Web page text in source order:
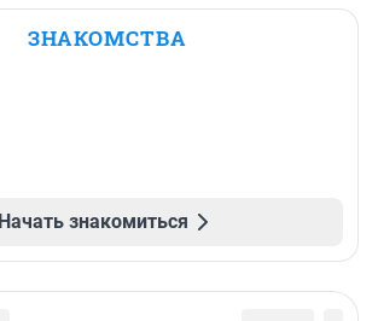
ЗНАКОМСТВА
Начать знакомиться